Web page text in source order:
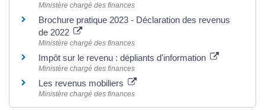
Ministère chargé des finances
Brochure pratique 2023 - Déclaration des revenus
de 2022
Ministère chargé des finances
Impôt sur le revenu : dépliants d'information
Ministère chargé des finances
Les revenus mobiliers
Ministère chargé des finances